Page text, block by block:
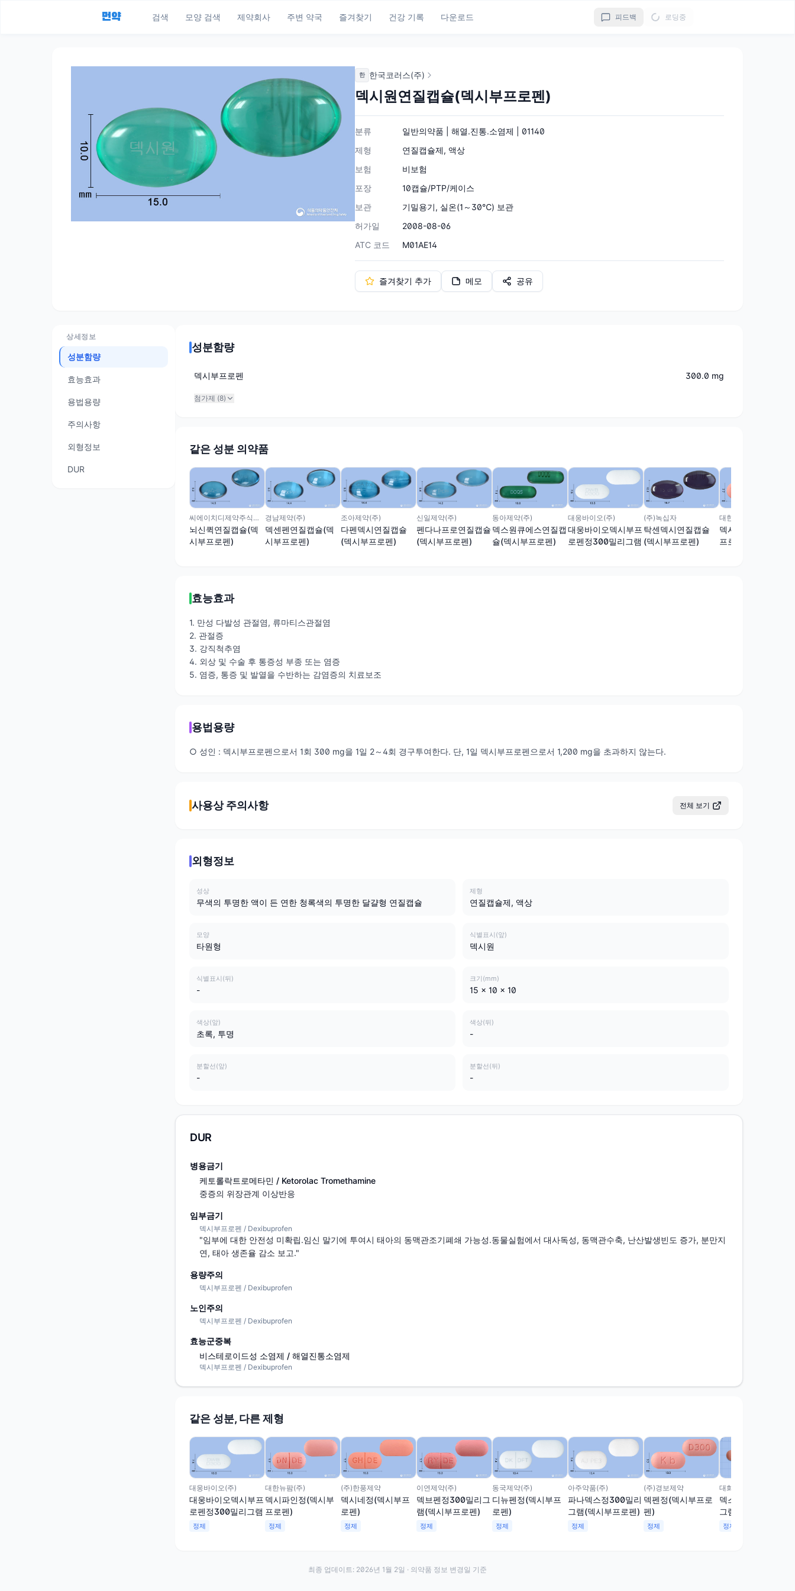
먼약 검색 모양 검색 제약회사 주변 약국 즐겨찾기 건강 기록 다운로드 피드백 로딩중
한 한국코러스(주)
덱시원연질캡슐(덱시부프로펜)
분류
일반의약품 | 해열.진통.소염제 | 01140
제형
연질캡슐제, 액상
보험
비보험
포장
10캡슐/PTP/케이스
보관
기밀용기, 실온(1～30℃) 보관
허가일
2008-08-06
ATC 코드
M01AE14
즐겨찾기 추가 메모 공유
상세정보
성분함량
효능효과
용법용량
주의사항
외형정보
DUR
성분함량
덱시부프로펜 300.0 mg
첨가제 (8)
같은 성분 의약품
씨에이치디제약주식회사
뇌신퀵연질캡슐(덱
시부프로펜)
경남제약(주)
덱센펜연질캡슐(덱
시부프로펜)
조아제약(주)
다펜덱시연질캡슐
(덱시부프로펜)
신일제약(주)
펜다나프로연질캡슐
(덱시부프로펜)
동아제약(주)
덱스원큐에스연질캡
슐(덱시부프로펜)
대웅바이오(주)
대웅바이오덱시부프
로펜정300밀리그램
(주)녹십자
탁센덱시연질캡슐
(덱시부프로펜)
대한뉴팜(주)
덱시파인정(덱시부
프로펜)
효능효과
1. 만성 다발성 관절염, 류마티스관절염
2. 관절증
3. 강직척추염
4. 외상 및 수술 후 통증성 부종 또는 염증
5. 염증, 통증 및 발열을 수반하는 감염증의 치료보조
용법용량
○ 성인 : 덱시부프로펜으로서 1회 300 mg을 1일 2～4회 경구투여한다. 단, 1일 덱시부프로펜으로서 1,200 mg을 초과하지 않는다.
사용상 주의사항 전체 보기
외형정보
성상
무색의 투명한 액이 든 연한 청록색의 투명한 달걀형 연질캡슐
제형
연질캡슐제, 액상
모양
타원형
식별표시(앞)
덱시원
식별표시(뒤)
-
크기(mm)
15 x 10 x 10
색상(앞)
초록, 투명
색상(뒤)
-
분할선(앞)
-
분할선(뒤)
-
DUR
병용금기
케토롤락트로메타민 / Ketorolac Tromethamine
중증의 위장관계 이상반응
임부금기
덱시부프로펜 / Dexibuprofen
"임부에 대한 안전성 미확립.임신 말기에 투여시 태아의 동맥관조기폐쇄 가능성.동물실험에서 대사독성, 동맥관수축, 난산발생빈도 증가, 분만지
연, 태아 생존율 감소 보고."
용량주의
덱시부프로펜 / Dexibuprofen
노인주의
덱시부프로펜 / Dexibuprofen
효능군중복
비스테로이드성 소염제 / 해열진통소염제
덱시부프로펜 / Dexibuprofen
같은 성분, 다른 제형
대웅바이오(주)
대웅바이오덱시부프
로펜정300밀리그램
정제
대한뉴팜(주)
덱시파인정(덱시부
프로펜)
정제
(주)한풍제약
덱시네정(덱시부프
로펜)
정제
이연제약(주)
덱브펜정300밀리그
램(덱시부프로펜)
정제
동국제약(주)
디뉴펜정(덱시부프
로펜)
정제
아주약품(주)
파나덱스정300밀리
그램(덱시부프로펜)
정제
(주)경보제약
덱펜정(덱시부프로
펜)
정제
대화제약(주)
덱스트론정300밀리
그램(덱시부프로펜)
정제
최종 업데이트: 2026년 1월 2일 · 의약품 정보 변경일 기준